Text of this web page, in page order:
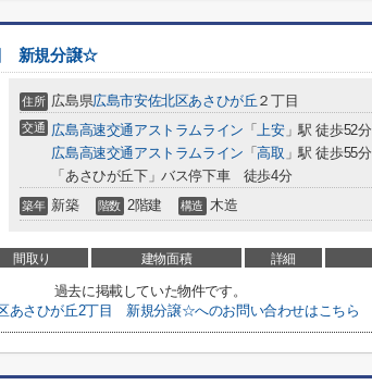
新規分譲☆
住所 広島県広島市安佐北区あさひが丘 ２丁目
交通 広島高速交通アストラムライン 「上安」駅 徒歩52分
広島高速交通アストラムライン 「高取 」駅 徒歩55分
「あさひが丘下」バス停下車 徒歩4分
築年 新築 階数 2階建 構造 木造
間取り 建物面積 詳細
過去に掲載していた物件です。
あさひが丘2丁目 新規分譲☆へのお問い合わせはこちら